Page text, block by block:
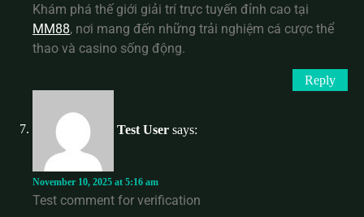
Khám phá thế giới giải trí trực tuyến đỉnh cao tại
MM88, nơi mang đến những trải nghiệm cá cược thể
thao và casino sống động.
Reply
Test User says:
November 10, 2025 at 5:16 am
Test comment for verification